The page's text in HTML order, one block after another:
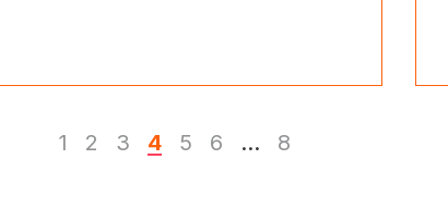
1 2 3 4 5 6 … 8